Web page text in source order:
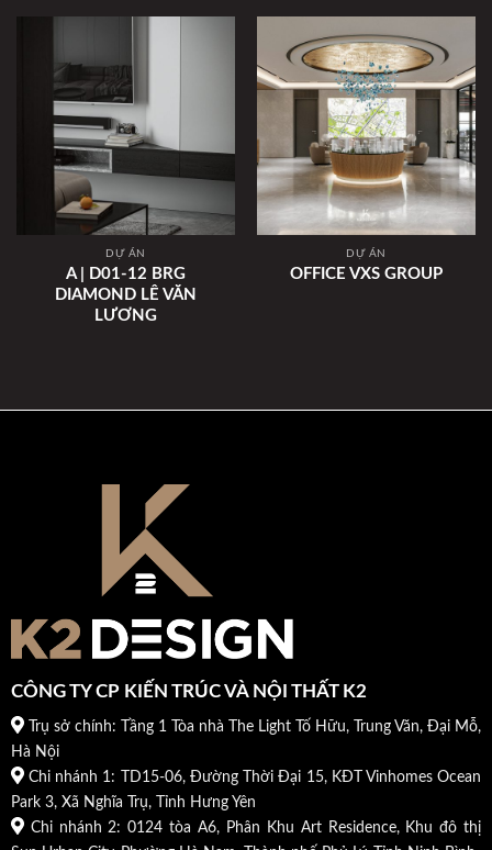
DỰ ÁN
A | D01-12 BRG
DIAMOND LÊ VĂN
LƯƠNG
DỰ ÁN
OFFICE VXS GROUP
CÔNG TY CP KIẾN TRÚC VÀ NỘI THẤT K2
Trụ sở chính: Tầng 1 Tòa nhà The Light Tố Hữu, Trung Văn, Đại Mỗ,
Hà Nội
Chi nhánh 1: TD15-06, Đường Thời Đại 15, KĐT Vinhomes Ocean
Park 3, Xã Nghĩa Trụ, Tỉnh Hưng Yên
Chi nhánh 2: 0124 tòa A6, Phân Khu Art Residence, Khu đô thị